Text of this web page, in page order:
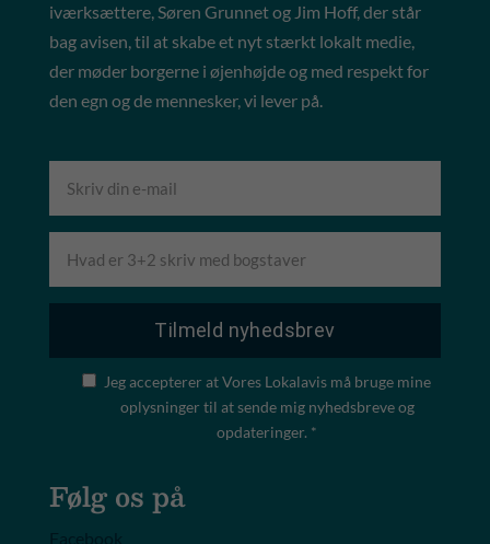
iværksættere, Søren Grunnet og Jim Hoff, der står
bag avisen, til at skabe et nyt stærkt lokalt medie,
der møder borgerne i øjenhøjde og med respekt for
den egn og de mennesker, vi lever på.
Jeg accepterer at Vores Lokalavis må bruge mine
oplysninger til at sende mig nyhedsbreve og
opdateringer. *
Følg os på